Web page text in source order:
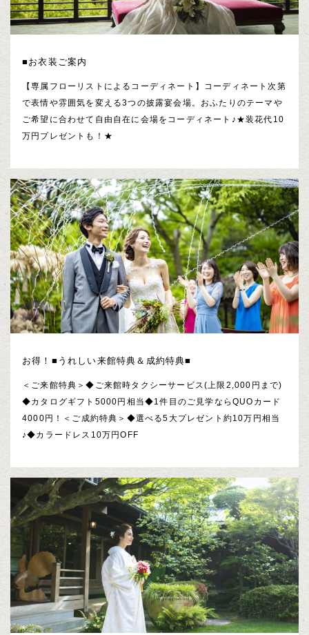
■お衣装ご案内
【専属フローリストによるコーディネート】コーディネート次第
で表情や雰囲気を変える3つの披露宴会場。おふたりのテーマや
ご希望に合わせて自由自在に会場をコーディネート♪★装花代10
万円プレゼントも！★
お得！■うれしい来館特典＆成約特典■
＜ご来館特典＞◆ご来館時タクシーサービス(上限2,000円まで)
◆カタログギフト5000円相当◆1件目のご見学ならQUOカード
4000円！＜ご成約特典＞◆選べる5大プレゼント約10万円相当
♪◆カラードレス10万円OFF